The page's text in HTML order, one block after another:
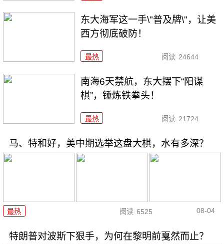
东大海军这一手\"普及牌\"，让美
西方彻底破防！
最热 阅读 24644
南海6天禁航，东大摆下“阳谋
棋”，锤炼铁拳头！
最热 阅读 21724
马、特和好，美中期选举这盘大棋，水有多深？
最热 阅读 6525 08-04
特朗普对波斯下狠手，为何在黎明前戛然而止？